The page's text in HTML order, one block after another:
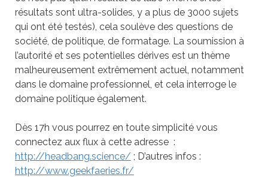
résultats sont ultra-solides, y a plus de 3000 sujets
qui ont été testés), cela soulève des questions de
société, de politique, de formatage. La soumission à
l’autorité et ses potentielles dérives est un thème
malheureusement extrêmement actuel, notamment
dans le domaine professionnel, et cela interroge le
domaine politique également.
Dès 17h vous pourrez en toute simplicité vous
connectez aux flux à cette adresse :
http://headbang.science/ ; D’autres infos :
http://www.geekfaeries.fr/